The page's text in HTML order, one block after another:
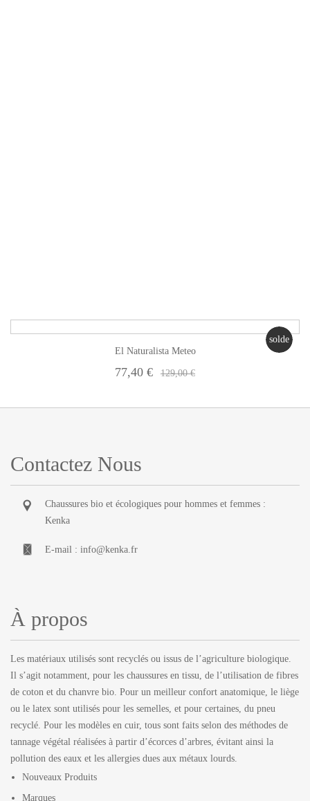
solde
El Naturalista Meteo
77,40 € 129,00 €
Contactez Nous
Chaussures bio et écologiques pour hommes et femmes :
Kenka
E-mail : info@kenka.fr
À propos
Les matériaux utilisés sont recyclés ou issus de l’agriculture biologique.
Il s’agit notamment, pour les chaussures en tissu, de l’utilisation de fibres
de coton et du chanvre bio. Pour un meilleur confort anatomique, le liège
ou le latex sont utilisés pour les semelles, et pour certaines, du pneu
recyclé. Pour les modèles en cuir, tous sont faits selon des méthodes de
tannage végétal réalisées à partir d’écorces d’arbres, évitant ainsi la
pollution des eaux et les allergies dues aux métaux lourds.
Nouveaux Produits
Marques